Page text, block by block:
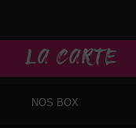
LA CARTE
NOS BOX